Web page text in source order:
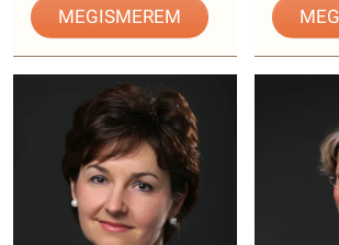
MEGISMEREM